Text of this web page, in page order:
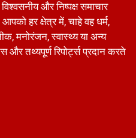
और निष्पक्ष समाचार
हर क्षेत्र में, चाहे वह धर्म,
मनोरंजन, स्वास्थ्य या अन्य
और तथ्यपूर्ण रिपोर्ट्स प्रदान करते